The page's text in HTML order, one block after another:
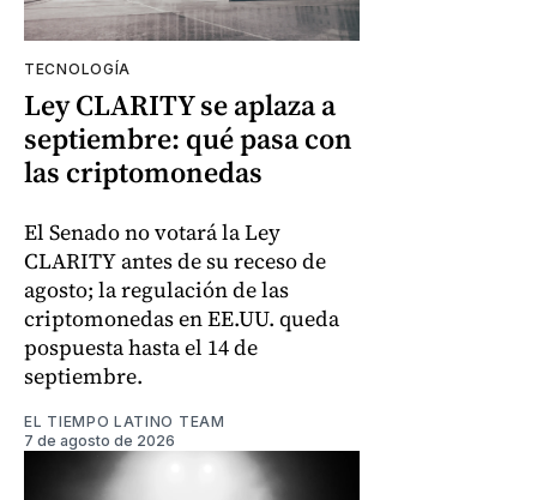
TECNOLOGÍA
Ley CLARITY se aplaza a
septiembre: qué pasa con
las criptomonedas
El Senado no votará la Ley
CLARITY antes de su receso de
agosto; la regulación de las
criptomonedas en EE.UU. queda
pospuesta hasta el 14 de
septiembre.
EL TIEMPO LATINO TEAM
7 de agosto de 2026